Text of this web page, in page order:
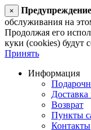
× Предупреждение
обслуживания на
Продолжая его
куки (cookies) будут
Принять
Информация
Доставка
Возврат
Пункты
Контакты